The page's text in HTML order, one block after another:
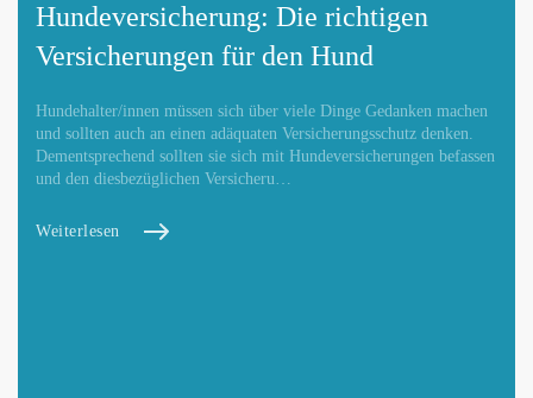
Hundeversicherung: Die richtigen
Versicherungen für den Hund
Hundehalter/innen müssen sich über viele Dinge Gedanken machen
und sollten auch an einen adäquaten Versicherungsschutz denken.
Dementsprechend sollten sie sich mit Hundeversicherungen befassen
und den diesbezüglichen Versicheru…
Weiterlesen